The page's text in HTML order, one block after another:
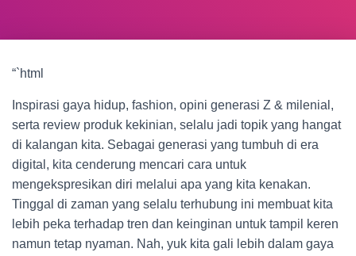
“`html
Inspirasi gaya hidup, fashion, opini generasi Z & milenial,
serta review produk kekinian, selalu jadi topik yang hangat
di kalangan kita. Sebagai generasi yang tumbuh di era
digital, kita cenderung mencari cara untuk
mengekspresikan diri melalui apa yang kita kenakan.
Tinggal di zaman yang selalu terhubung ini membuat kita
lebih peka terhadap tren dan keinginan untuk tampil keren
namun tetap nyaman. Nah, yuk kita gali lebih dalam gaya